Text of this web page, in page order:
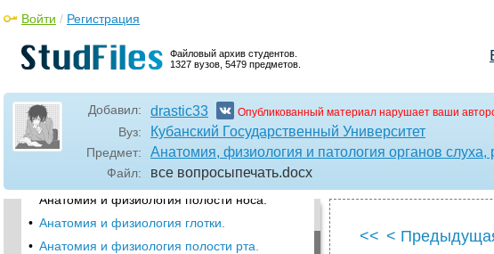
Файловый архив студентов.
1327 вузов, 5479 предметов.
Войти / Регистрация
Добавил: drastic33 Опубликованный материал нарушает ваши
Вуз: Кубанский Государственный Университет
Предмет: Анатомия, физиология и патология органов слуха,
Файл: все вопросыпечать.docx
Вопросы для подготовки к экзамену
Анатомия и физиология полости носа.
• Анатомия и физиология глотки.
• Анатомия и физиология полости рта.
<< <